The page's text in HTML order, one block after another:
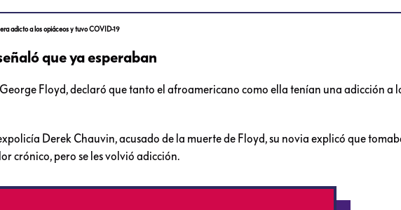
adicto a los opiáceos y tuvo COVID-19
que ya esperaban
Floyd, declaró que tanto el afroamericano como ella tenían una adicción a
Derek Chauvin, acusado de la muerte de Floyd, su novia explicó que
crónico, pero se les volvió adicción.